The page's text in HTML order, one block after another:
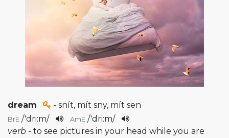
dream - snít, mít sny, mít sen
BrE /'dri:m/ AmE /'dri:m/
verb - to see pictures in your head while you are